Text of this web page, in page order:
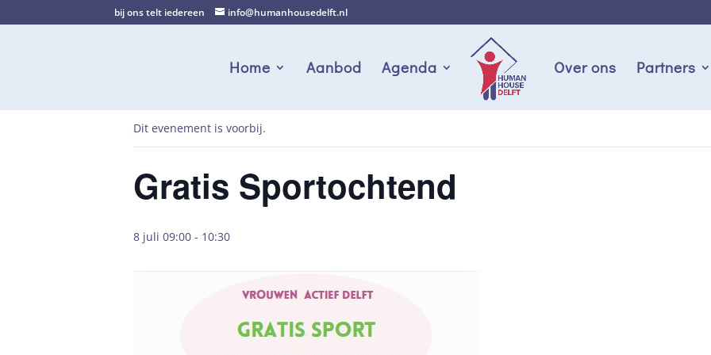
bij ons telt iedereen info@humanhousedelft.nl
Home Aanbod Agenda Over ons Partners
Dit evenement is voorbij.
Gratis Sportochtend
8 juli 09:00 - 10:30